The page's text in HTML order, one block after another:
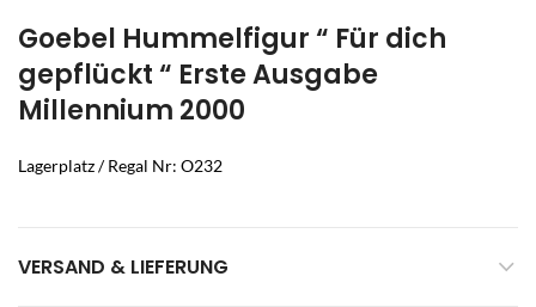
Goebel Hummelfigur “ Für dich
gepflückt “ Erste Ausgabe
Millennium 2000
Lagerplatz / Regal Nr: O232
VERSAND & LIEFERUNG